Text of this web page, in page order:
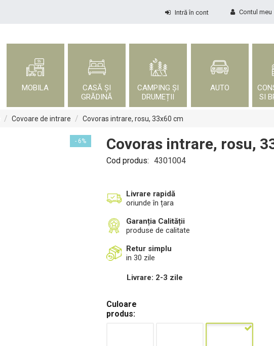
Contul meu
Intră în cont
MOBILA
CASĂ ȘI
GRĂDINĂ
CAMPING ȘI
DRUMEȚII
AUTO
SI
/ Covoare de intrare / Covoras intrare, rosu, 33x60 cm
- 6% Covoras intrare, rosu,
Cod produs: 4301004
Livrare rapidă
oriunde în țara
Garanția Calității
produse de calitate
Retur simplu
in 30 zile
Livrare: 2-3 zile
Culoare
produs: